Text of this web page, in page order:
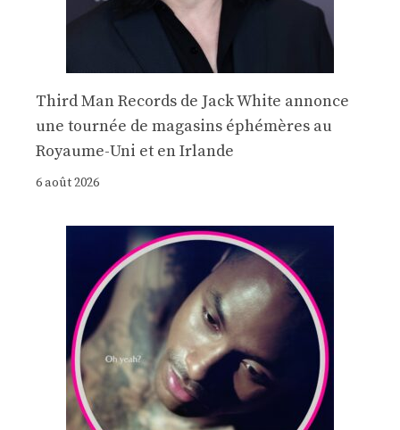
Third Man Records de Jack White annonce
une tournée de magasins éphémères au
Royaume-Uni et en Irlande
6 août 2026